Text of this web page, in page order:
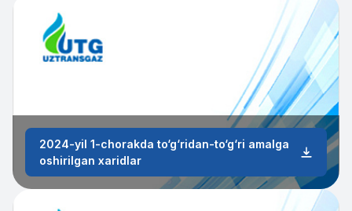
2024-yil 1-chorakda to‘g‘ridan-to‘g‘ri amalga
oshirilgan xaridlar